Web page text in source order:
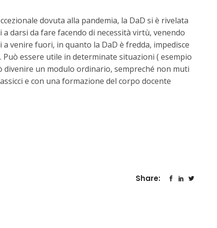
dovuta alla pandemia, la DaD si è rivelata
darsi da fare facendo di necessità virtù, venendo
venire fuori, in quanto la DaD è fredda, impedisce
essere utile in determinate situazioni ( esempio
un modulo ordinario, sempreché non muti
e con una formazione del corpo docente
Share: